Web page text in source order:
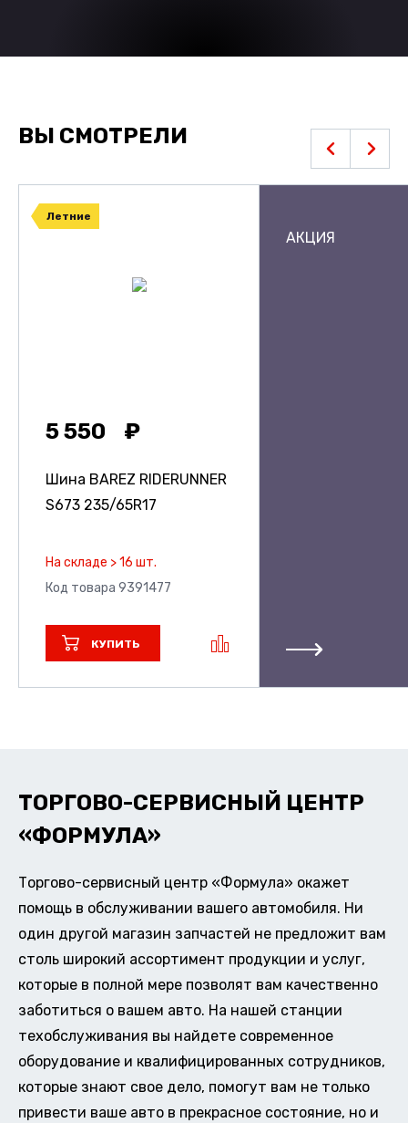
ВЫ СМОТРЕЛИ
Летние
5 550
Шина BAREZ RIDERUNNER
S673 235/65R17
На складе > 16 шт.
Код товара 9391477
КУПИТЬ
АКЦИЯ
ТОРГОВО-СЕРВИСНЫЙ ЦЕНТР
«ФОРМУЛА»
Торгово-сервисный центр «Формула» окажет
помощь в обслуживании вашего автомобиля. Ни
один другой магазин запчастей не предложит вам
столь широкий ассортимент продукции и услуг,
которые в полной мере позволят вам качественно
заботиться о вашем авто. На нашей станции
техобслуживания вы найдете современное
оборудование и квалифицированных сотрудников,
которые знают свое дело, помогут вам не только
привести ваше авто в прекрасное состояние, но и